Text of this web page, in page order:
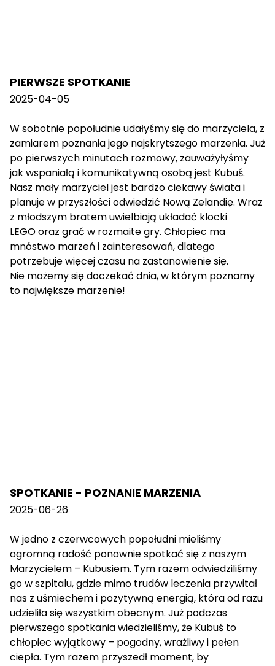
PIERWSZE SPOTKANIE
2025-04-05
W sobotnie popołudnie udałyśmy się do marzyciela, z
zamiarem poznania jego najskrytszego marzenia. Już
po pierwszych minutach rozmowy, zauważyłyśmy
jak wspaniałą i komunikatywną osobą jest Kubuś.
Nasz mały marzyciel jest bardzo ciekawy świata i
planuje w przyszłości odwiedzić Nową Zelandię. Wraz
z młodszym bratem uwielbiają układać klocki
LEGO oraz grać w rozmaite gry. Chłopiec ma
mnóstwo marzeń i zainteresowań, dlatego
potrzebuje więcej czasu na zastanowienie się.
Nie możemy się doczekać dnia, w którym poznamy
to największe marzenie!
SPOTKANIE - POZNANIE MARZENIA
2025-06-26
W jedno z czerwcowych popołudni mieliśmy
ogromną radość ponownie spotkać się z naszym
Marzycielem – Kubusiem. Tym razem odwiedziliśmy
go w szpitalu, gdzie mimo trudów leczenia przywitał
nas z uśmiechem i pozytywną energią, która od razu
udzieliła się wszystkim obecnym. Już podczas
pierwszego spotkania wiedzieliśmy, że Kubuś to
chłopiec wyjątkowy – pogodny, wrażliwy i pełen
ciepła. Tym razem przyszedł moment, by